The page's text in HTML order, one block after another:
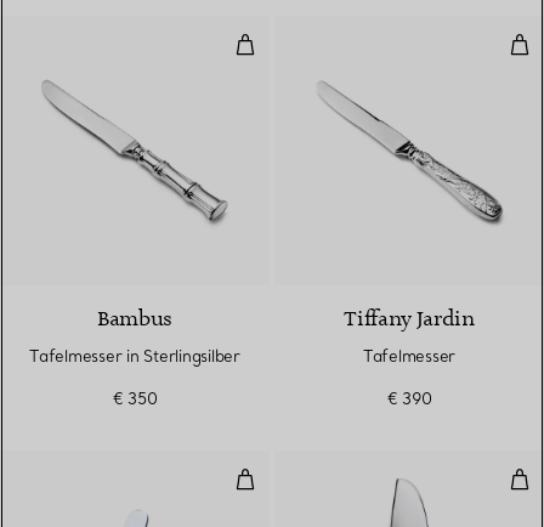
Tafelmesser in Sterlingsilber
Bambus
Tafelmesser in Sterlingsilber
€ 350
Tiffany Jardin
Tafelmesser
€ 390
Buttermesser in Sterlingsilber